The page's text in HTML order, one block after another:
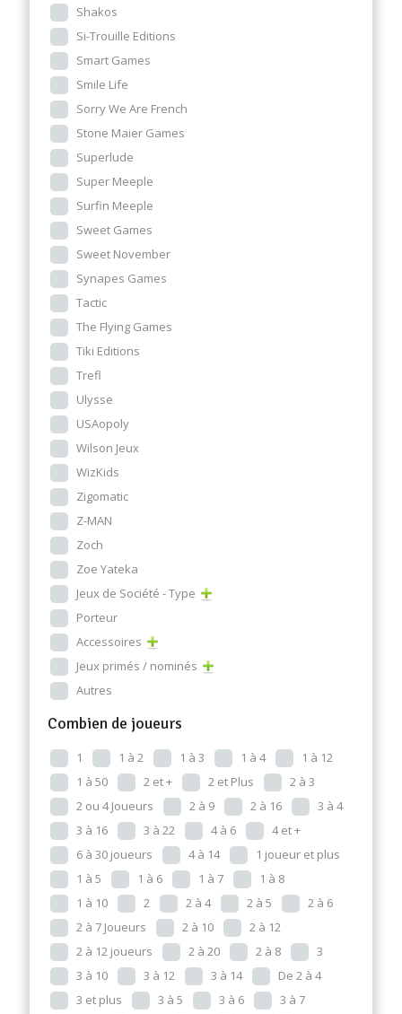
Shakos
Si-Trouille Editions
Smart Games
Smile Life
Sorry We Are French
Stone Maier Games
Superlude
Super Meeple
Surfin Meeple
Sweet Games
Sweet November
Synapes Games
Tactic
The Flying Games
Tiki Editions
Trefl
Ulysse
USAopoly
Wilson Jeux
WizKids
Zigomatic
Z-MAN
Zoch
Zoe Yateka
Jeux de Société - Type
Porteur
Accessoires
Jeux primés / nominés
Autres
Combien de joueurs
1 1 à 2 1 à 3 1 à 4
1 à 12
1 à 50
2 et + 2 et Plus
2 à 3
2 ou 4 Joueurs
2 à 9 2 à 16
3 à 4
3 à 16
3 à 22 4 à 6
4 et +
6 à 30 joueurs
4 à 14
1 joueur et plus
1 à 5
1 à 6 1 à 7
1 à 8
1 à 10
2 2 à 4 2 à 5
2 à 6
2 à 7 Joueurs
2 à 10
2 à 12
2 à 12 joueurs
2 à 20 2 à 8
3
3 à 10
3 à 12 3 à 14
De 2 à 4
3 et plus
3 à 5 3 à 6
3 à 7